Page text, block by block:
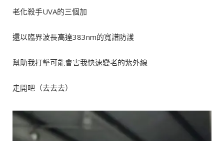
老化殺手UVA的三個加
還以臨界波長高達383nm的寬譜防護
幫助我打擊可能會害我快速變老的紫外線
走開吧（去去去）